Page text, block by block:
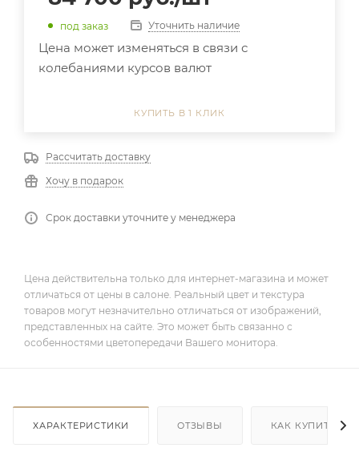
под заказ Уточнить наличие
Цена может изменяться в связи с
колебаниями курсов валют
КУПИТЬ В 1 КЛИК
Рассчитать доставку
Хочу в подарок
Срок доставки уточните у менеджера
Цена действительна только для интернет-магазина и может
отличаться от цены в салоне. Реальный цвет и текстура
товаров могут незначительно отличаться от изображений,
представленных на сайте. Это может быть связанно с
особенностями цветопередачи Вашего монитора.
ХАРАКТЕРИСТИКИ ОТЗЫВЫ КАК КУПИТЬ